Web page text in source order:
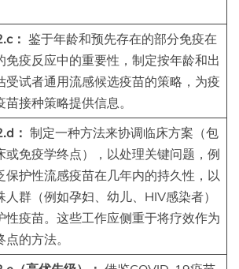
： 鉴于年龄和预先存在的部分免疫在
免疫反应中的重要性，制定按年龄和出
受试者通用流感候选疫苗的策略，为疫
接种策略提供信息。
： 制定一种方法来协调临床方案（包
或免疫学终点），以处理关键问题，例
保护性流感疫苗在几年内的持久性，以
人群（例如孕妇、幼儿、HIV感染者）
性疫苗。这些工作应侧重于将疗效作为
的方法。